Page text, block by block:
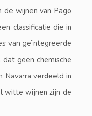
de wijnen van Pago
classificatie die in
van geïntegreerde
geen chemische
Navarra verdeeld in
witte wijnen zijn de